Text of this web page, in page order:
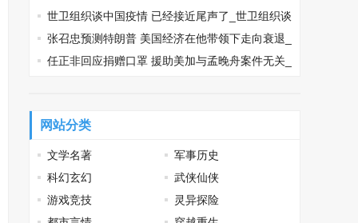
_2020高速多久恢复正常收费
世卫组织谈中国疫情 已经接近尾声了_世卫组织谈
中国疫情
张召忠预测特朗普 美国经济在他带领下走向衰退_
张召忠预测特朗普
任正非回应捐赠口罩 援助美加与孟晚舟案件无关_
网站分类
文学名著
军事历史
科幻玄幻
武侠仙侠
游戏竞技
灵异探险